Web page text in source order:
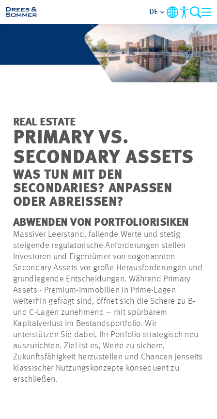
MARKETS
SERVICES
IM FOKUS
KARRIERE
PROJEKTE
DE
REAL ESTATE
PRIMARY VS.
SECONDARY ASSETS
WAS TUN MIT DEN
SECONDARIES? ANPASSEN
ODER ABREISSEN?
ABWENDEN VON PORTFOLIORISIKEN
Massiver Leerstand, fallende Werte und stetig
steigende regulatorische Anforderungen stellen
Investoren und Eigentümer von sogenannten
SecondaryAssets vor große Herausforderungen und
grundlegende Entscheidungen. Während Primary
Assets - Premium-Immobilien in Prime-Lagen
weiterhin gefragt sind, öffnet sich die Schere zu B-
und C-Lagen zunehmend – mit spürbarem
Kapitalverlust im Bestandsportfolio. Wir
unterstützen Sie dabei, Ihr Portfolio strategisch neu
auszurichten. Ziel ist es, Werte zu sichern,
Zukunftsfähigkeit herzustellen und Chancen jenseits
klassischer Nutzungskonzepte konsequent zu
erschließen.